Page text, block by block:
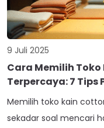
9 Juli 2025
Cara Memilih
Terpercaya: 7 Tips
Memilih toko kain
sekadar soal mencari